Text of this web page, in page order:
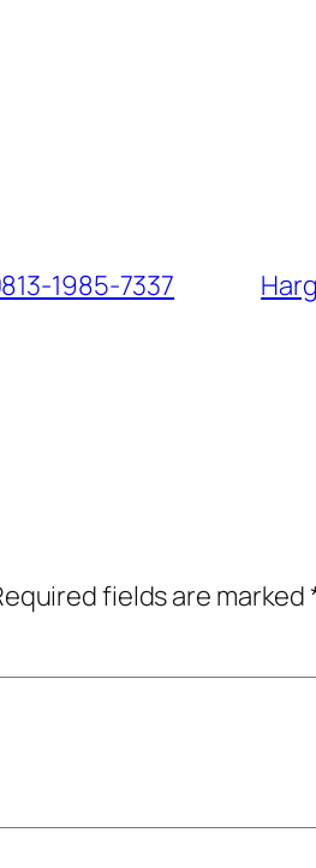
1985-7337
fields are marked